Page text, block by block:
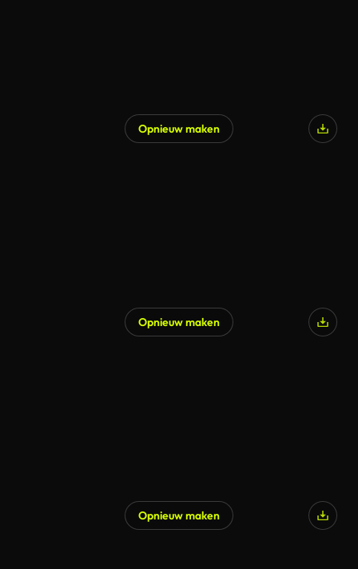
Opnieuw maken
Opnieuw maken
Opnieuw maken